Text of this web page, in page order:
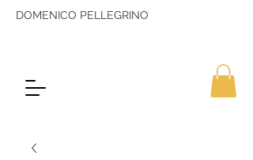
DOMENICO PELLEGRINO